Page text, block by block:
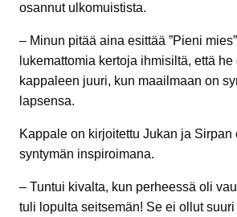
osannut ulkomuistista.
– Minun pitää aina esittää ”Pieni
lukemattomia kertoja ihmisiltä, että
kappaleen juuri, kun maailmaan on
lapsensa.
Kappale on kirjoitettu Jukan ja Sirpan
syntymän inspiroimana.
– Tuntui kivalta, kun perheessä oli
tuli lopulta seitsemän! Se ei ollut